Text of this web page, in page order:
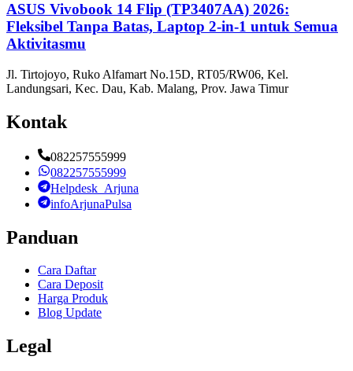
ASUS Vivobook 14 Flip (TP3407AA) 2026:
Fleksibel Tanpa Batas, Laptop 2-in-1 untuk Semua
Aktivitasmu
Jl. Tirtojoyo, Ruko Alfamart No.15D, RT05/RW06, Kel.
Landungsari, Kec. Dau, Kab. Malang, Prov. Jawa Timur
Kontak
082257555999
082257555999
Helpdesk_Arjuna
infoArjunaPulsa
Panduan
Cara Daftar
Cara Deposit
Harga Produk
Blog Update
Legal